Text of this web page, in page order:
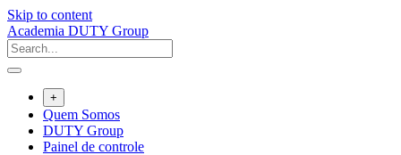
Skip to content
Academia DUTY Group
+
Quem Somos
DUTY Group
Painel de controle